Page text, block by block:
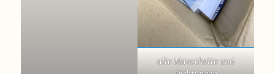
alte Manschette und